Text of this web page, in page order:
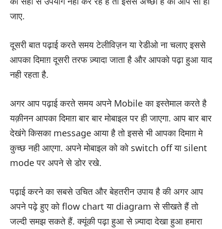
जाए.
दूसरी बात पढ़ाई करते समय टेलीविज़न या रेडीओ ना चलाए इससे
आपका दिमाग़ दूसरी तरफ ज़्यादा जाता है और आपको पढ़ा हुआ याद
नही रहता है.
अगर आप पढ़ाई करते समय अपने Mobile का इस्तेमाल करते है
यक़ीनन आपका दिमाग़ बार बार मोबाइल पर ही जाएगा. आप बार बार
देखंगे किसका message आया है तो इससे भी आपका दिमाग़ मे
कुच्छ नही आएगा. अपने मोबाइल को को switch off या silent
mode पर अपने से डोर रखे.
पढ़ाई करने का सबसे उचित और बेहतरीन उपाय है की अगर आप
अपने पढ़े हुए को flow chart या diagram से सीखते हैं तो
जल्दी समझ सकते हैं. क्यूंकी पढ़ा हुआ से ज़्यादा देखा हुआ हमारा